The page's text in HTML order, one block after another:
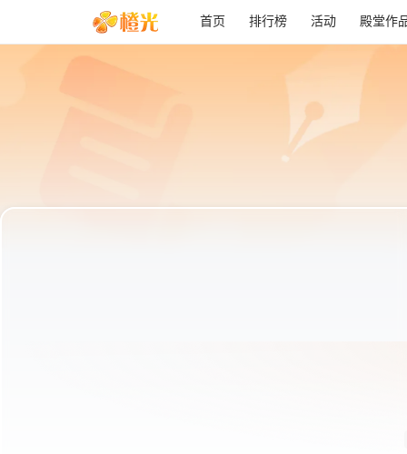
首页 排行榜 活动 殿堂作